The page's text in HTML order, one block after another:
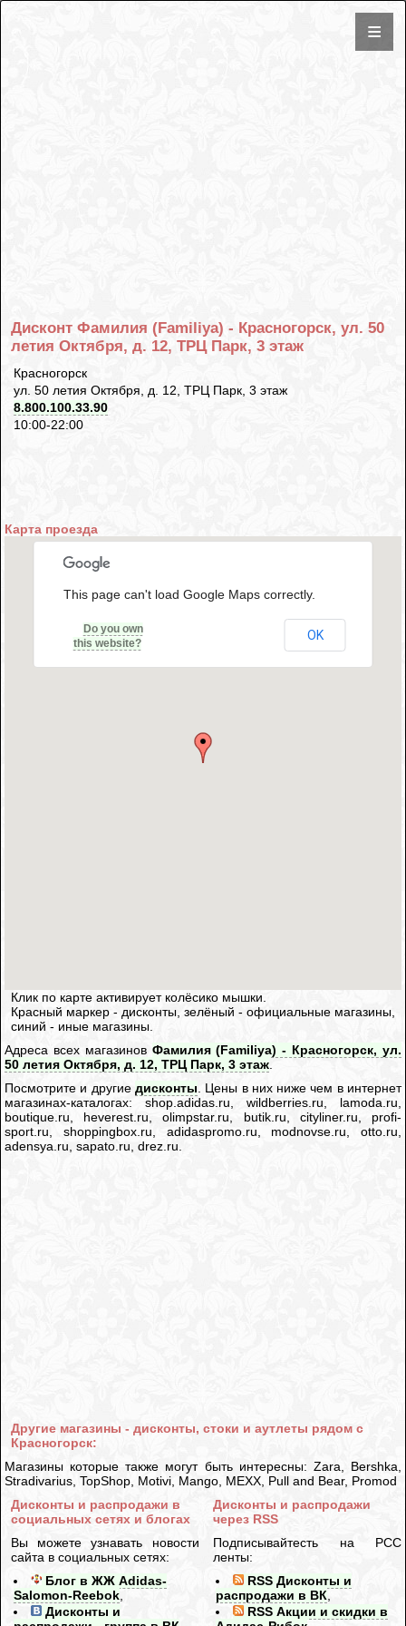
Дисконт Фамилия (Familiya) - Красногорск, ул. 50
летия Октября, д. 12, ТРЦ Парк, 3 этаж
Красногорск
ул. 50 летия Октября, д. 12, ТРЦ Парк, 3 этаж
8.800.100.33.90
10:00-22:00
Карта проезда
This page can't load Google Maps correctly.
Do you own
this website?
OK
Клик по карте активирует колёсико мышки.
Красный маркер - дисконты, зелёный - официальные магазины,
синий - иные магазины.
Адреса всех магазинов Фамилия (Familiya) - Красногорск, ул.
50 летия Октября, д. 12, ТРЦ Парк, 3 этаж.
Посмотрите и другие дисконты. Цены в них ниже чем в интернет
магазинах-каталогах: shop.adidas.ru, wildberries.ru, lamoda.ru,
boutique.ru, heverest.ru, olimpstar.ru, butik.ru, cityliner.ru, profi-
sport.ru, shoppingbox.ru, adidaspromo.ru, modnovse.ru, otto.ru,
adensya.ru, sapato.ru, drez.ru.
Другие магазины - дисконты, стоки и аутлеты рядом с
Красногорск:
Магазины которые также могут быть интересны: Zara, Bershka,
Stradivarius, TopShop, Motivi, Mango, MEXX, Pull and Bear, Promod
Дисконты и распродажи в
социальных сетях и блогах
Вы можете узнавать новости
сайта в социальных сетях:
Блог в ЖЖ Adidas-
Salomon-Reebok,
Дисконты и
Дисконты и распродажи
через RSS
Подписывайтесть на РСС
ленты:
RSS Дисконты и
распродажи в ВК
RSS Акции и скидки в